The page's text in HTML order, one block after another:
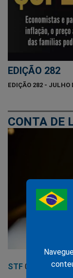
EDIÇÃO 282
EDIÇÃO 282 - JULHO
CONTA DE
STF 06/03/2023